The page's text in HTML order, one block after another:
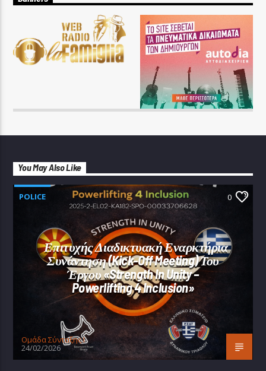
You May Also Like
POLICE 0
Επιτυχής Διαδικτυακή Εναρκτήρια
Συνάντηση (Kick-Off Meeting) Του
Έργου «Strength In Unity –
Powerlifting 4 Inclusion»
Oμάδα Σύνταξης Ι
24/02/2026